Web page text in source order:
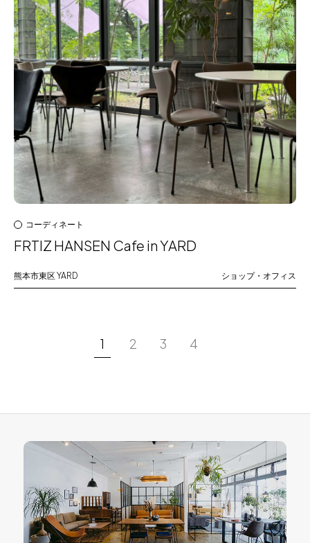
コーディネート
FRTIZ HANSEN Cafe in YARD
熊本市東区YARD ショップ・オフィス
1 2 3 4